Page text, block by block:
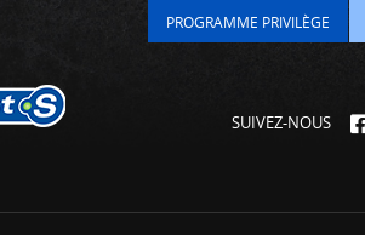
SUIVEZ-NOUS
PROGRAMME PRIVILÈGE